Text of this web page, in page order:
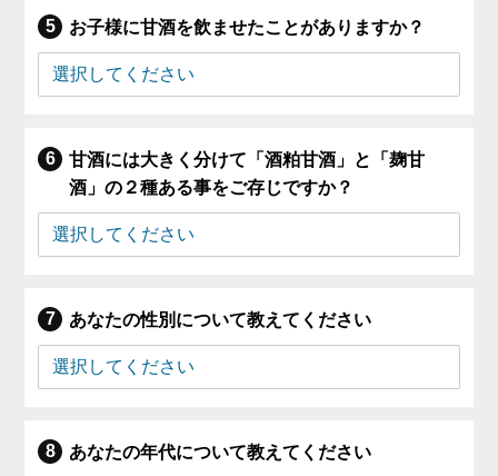
お子様に甘酒を飲ませたことがありますか？
甘酒には大きく分けて「酒粕甘酒」と「麹甘
酒」の２種ある事をご存じですか？
あなたの性別について教えてください
あなたの年代について教えてください